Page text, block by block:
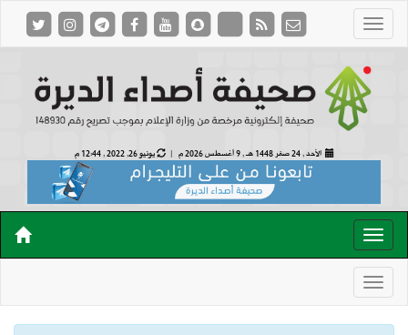
الأحد , 24 صفر 1448 هـ , 9 أغسطس 2026 م | يونيو 26, 2022 , 12:44 م